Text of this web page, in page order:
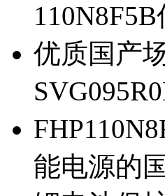
优质国产
能电源的